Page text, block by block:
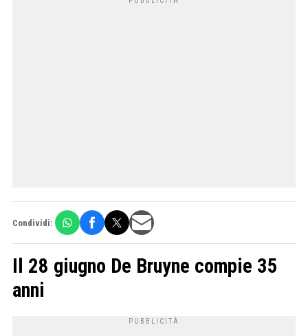
Condividi:
Il 28 giugno De Bruyne compie 35
anni